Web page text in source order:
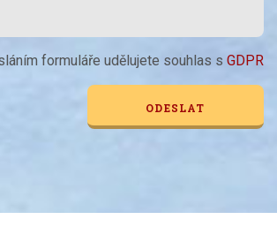
formuláře udělujete souhlas s GDPR